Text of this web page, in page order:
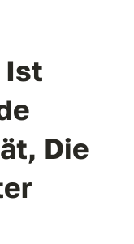
Ist
, Die